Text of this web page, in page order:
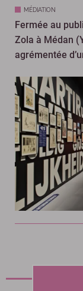
MÉDIATION
Fermée au
Zola à Médan
agrémentée